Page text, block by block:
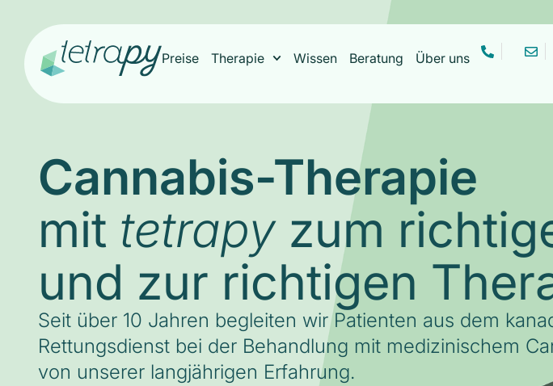
Preise Therapie Wissen Beratung Über uns
Cannabis-Therapie
mit tetrapyzum
und zur richtigen
Seit über 10 Jahren begleiten wir Patienten aus dem
Rettungsdienst bei der Behandlung mit medizinischem
von unserer langjährigen Erfahrung.